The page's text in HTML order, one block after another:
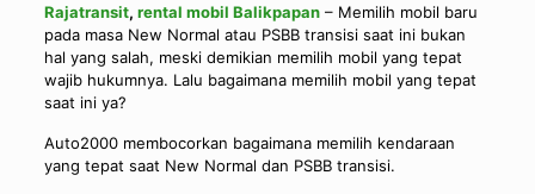
Rajatransit, rental mobil Balikpapan– Memilih mobil baru
pada masa New Normal atau PSBB transisi saat ini bukan
hal yang salah, meski demikian memilih mobil yang tepat
wajib hukumnya. Lalu bagaimana memilih mobil yang tepat
saat ini ya?
Auto2000 membocorkan bagaimana memilih kendaraan
yang tepat saat New Normal dan PSBB transisi.